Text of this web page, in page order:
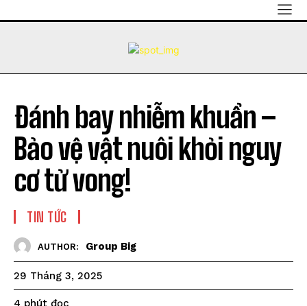
Đánh bay nhiễm khuẩn –
Bảo vệ vật nuôi khỏi nguy
cơ tử vong!
TIN TỨC
AUTHOR: Group Big
29 Tháng 3, 2025
đọc